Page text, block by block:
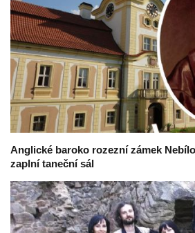
Anglické baroko rozezní zámek
zaplní taneční sál